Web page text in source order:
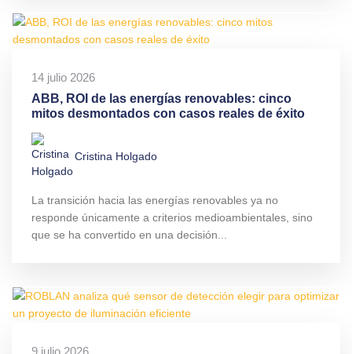
14 julio 2026
ABB, ROI de las energías renovables: cinco
mitos desmontados con casos reales de éxito
Cristina Holgado
La transición hacia las energías renovables ya no
responde únicamente a criterios medioambientales, sino
que se ha convertido en una decisión...
9 julio 2026